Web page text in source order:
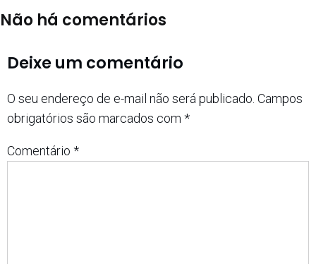
Não há comentários
Deixe um comentário
O seu endereço de e-mail não será publicado. Campos
obrigatórios são marcados com *
Comentário *